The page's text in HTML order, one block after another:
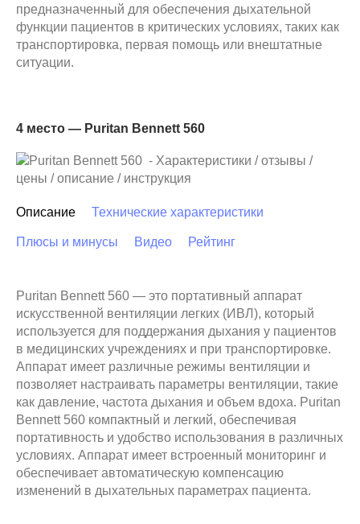
предназначенный для обеспечения дыхательной
функции пациентов в критических условиях, таких как
транспортировка, первая помощь или внештатные
ситуации.
4 место — Puritan Bennett 560
Описание Технические характеристики
Плюсы и минусы Видео Рейтинг
Puritan Bennett 560 — это портативный аппарат
искусственной вентиляции легких (ИВЛ), который
используется для поддержания дыхания у пациентов
в медицинских учреждениях и при транспортировке.
Аппарат имеет различные режимы вентиляции и
позволяет настраивать параметры вентиляции, такие
как давление, частота дыхания и объем вдоха. Puritan
Bennett 560 компактный и легкий, обеспечивая
портативность и удобство использования в различных
условиях. Аппарат имеет встроенный мониторинг и
обеспечивает автоматическую компенсацию
изменений в дыхательных параметрах пациента.